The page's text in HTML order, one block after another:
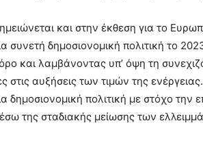
και στην έκθεση για το
συνετή δημοσιονομική πολιτική το
και λαμβάνοντας υπ’ όψη τη
στις αυξήσεις των τιμών της
δημοσιονομική πολιτική με στόχο την
της σταδιακής μείωσης των